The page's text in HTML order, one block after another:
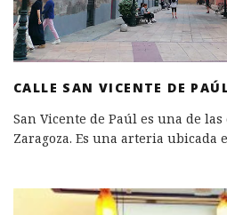
CALLE SAN VICENTE DE
San Vicente de Paúl es una de
Zaragoza. Es una arteria ubicada